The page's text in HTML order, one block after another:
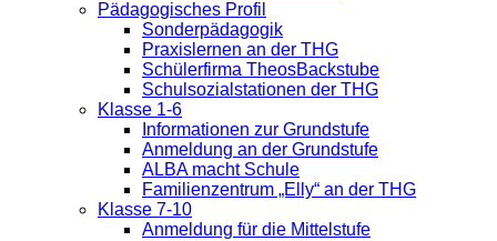
Pädagogisches Profil
Sonderpädagogik
Praxislernen an der THG
Schülerfirma TheosBackstube
Schulsozialstationen der THG
Klasse 1-6
Informationen zur Grundstufe
Anmeldung an der Grundstufe
ALBA macht Schule
Familienzentrum „Elly“ an der THG
Klasse 7-10
Anmeldung für die Mittelstufe